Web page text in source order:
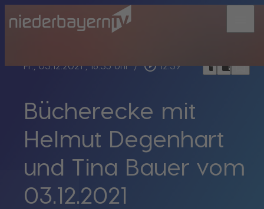
Fr., 03.12.2021, 18:35 Uhr / play_circle_outline 12:39 headphoneschrome_reader_modebookmark_border
Bücherecke mit
Helmut Degenhart
und Tina Bauer vom
03.12.2021